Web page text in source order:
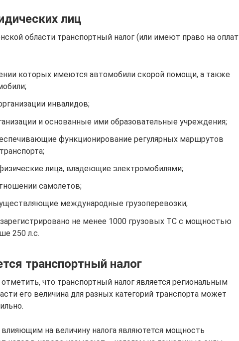
лиц
области транспортный налог (или имеют право на
которых имеются автомобили скорой помощи, а также
инвалидов;
и основанные ими образовательные учреждения;
функционирование регулярных маршрутов
лица, владеющие электромобилями;
самолетов;
международные грузоперевозки;
не менее 1000 грузовых ТС с мощностью
250 л.с.
транспортный налог
что транспортный налог является региональным
его величина для разных категорий транспорта может
на величину налога являютется мощность